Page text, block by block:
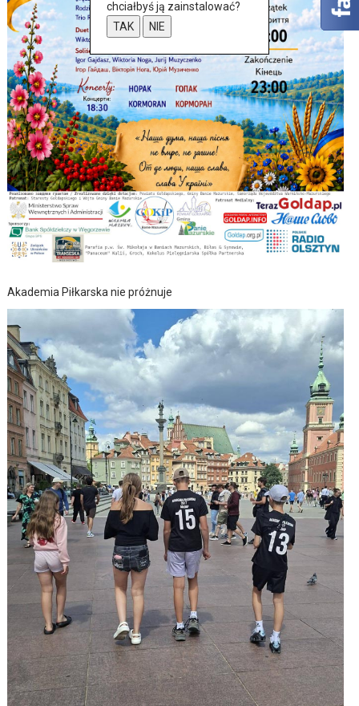
Akademia Piłkarska nie próżnuje
chciałbyś ją zainstalować?
TAK
NIE